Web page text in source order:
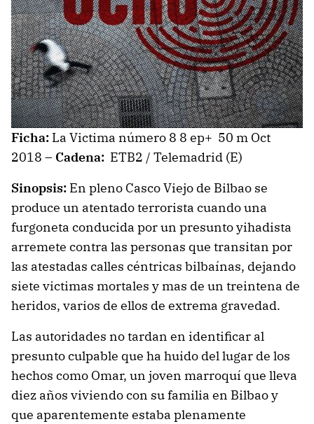
Ficha: La Victima número 8 8 ep+ 50 m Oct
2018 – Cadena: ETB2 / Telemadrid (E)
Sinopsis: En pleno Casco Viejo de Bilbao se
produce un atentado terrorista cuando una
furgoneta conducida por un presunto yihadista
arremete contra las personas que transitan por
las atestadas calles céntricas bilbaínas, dejando
siete victimas mortales y mas de un treintena de
heridos, varios de ellos de extrema gravedad.
Las autoridades no tardan en identificar al
presunto culpable que ha huido del lugar de los
hechos como Omar, un joven marroquí que lleva
diez años viviendo con su familia en Bilbao y
que aparentemente estaba plenamente